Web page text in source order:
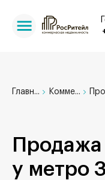
Главн... Комме...
у метро